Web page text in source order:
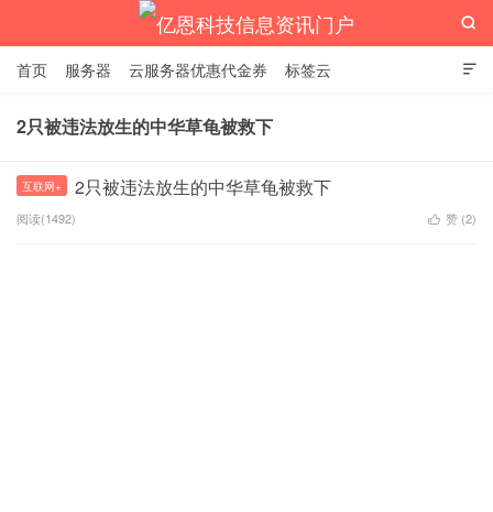
亿恩科技信息资讯门户

首页 服务器 云服务器优惠代金券 标签云

2只被违法放生的中华草龟被救下
互联网+ 2只被违法放生的中华草龟被救下
阅读(1492)  赞 (2)